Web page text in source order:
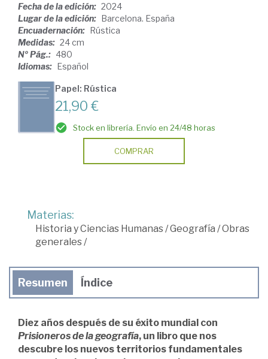
Fecha de la edición: 2024
Lugar de la edición: Barcelona. España
Encuadernación: Rústica
Medidas: 24 cm
Nº Pág.: 480
Idiomas: Español
Papel: Rústica
21,90 €
Stock en librería. Envío en 24/48 horas
COMPRAR
Materias:
Historia y Ciencias Humanas/Geografía /Obras
generales/
Resumen Índice
Diez años después de su éxito mundial con
Prisioneros de la geografía, un libro que nos
descubre los nuevos territorios fundamentales